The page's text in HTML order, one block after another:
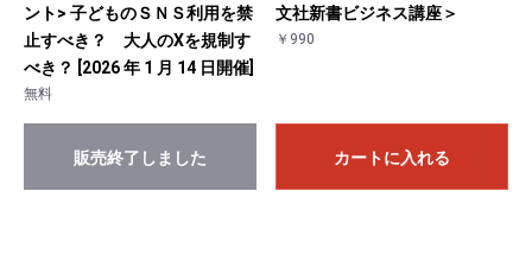
ント> 子どものＳＮＳ利用を禁
止すべき？ 大人のXを規制す
べき？ [2026 年 1 月 14 日開催]
無料
販売終了しました
文社新書ビジネス講座＞
￥990
カートに入れる